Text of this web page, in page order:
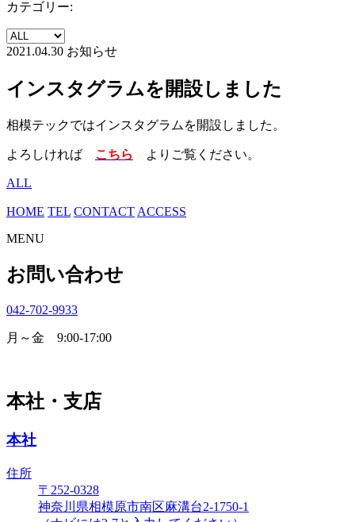
カテゴリー:
2021.04.30 お知らせ
インスタグラムを開設しました
相模テックではインスタグラムを開設しました。
よろしければ こちら よりご覧ください。
ALL
HOME TEL CONTACT ACCESS
MENU
お問い合わせ
042-702-9933
月～金 9:00-17:00
本社・支店
本社
住所
〒252-0328
神奈川県相模原市南区麻溝台2-1750-1